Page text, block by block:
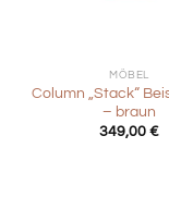
MÖBEL
Column „Stack“
– braun
349,00 €